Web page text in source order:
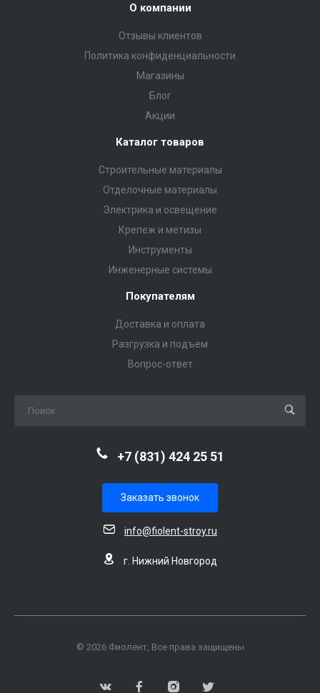
О компании
Отзывы клиентов
Политика конфиденциальности
Магазины
Блог
Акции
Каталог товаров
Строительные материалы
Отделочные материалы
Электрика и освещение
Крепеж и метизы
Инструменты
Инженерные системы
Покупателям
Доставка и оплата
Разгрузка и подъем
Вопрос-ответ
+7 (831) 424 25 51
Заказать звонок
info@fiolent-stroy.ru
г. Нижний Новгород
© 2026 Фиолент, Все права защищены